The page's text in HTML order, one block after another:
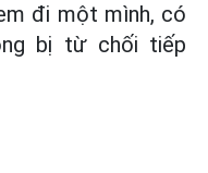
đi một mình, có
bị từ chối tiếp